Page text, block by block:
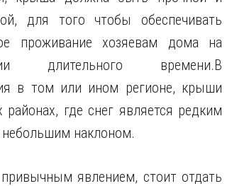
для того чтобы обеспечивать
проживание хозяевам дома на
длительного времени.В
в том или ином регионе, крыши
где снег является редким
наклоном.
явлением, стоит отдать